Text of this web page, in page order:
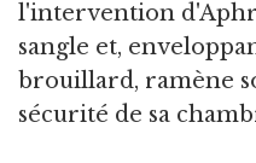
l'intervention
sangle et,
brouillard, ramène
sécurité de sa